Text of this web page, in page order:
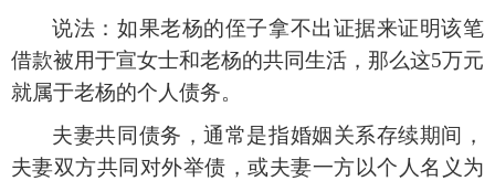
说法：如果老杨的侄子拿不出证据来证明该笔
借款被用于宣女士和老杨的共同生活，那么这5万元
就属于老杨的个人债务。
夫妻共同债务，通常是指婚姻关系存续期间，
夫妻双方共同对外举债，或夫妻一方以个人名义为